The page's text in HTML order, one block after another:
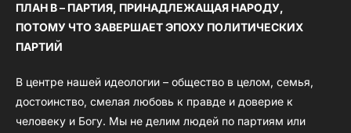
ПЛАН B – ПАРТИЯ, ПРИНАДЛЕЖАЩАЯ НАРОДУ,
ПОТОМУ ЧТО ЗАВЕРШАЕТ ЭПОХУ ПОЛИТИЧЕСКИХ
ПАРТИЙ
В центре нашей идеологии – общество в целом, семья,
достоинство, смелая любовь к правде и доверие к
человеку и Богу. Мы не делим людей по партиям или